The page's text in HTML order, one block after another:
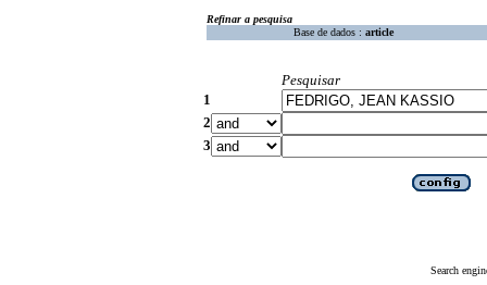
Refinar a pesquisa
Base de dados : article
Pesquisar
1
2
3
Search